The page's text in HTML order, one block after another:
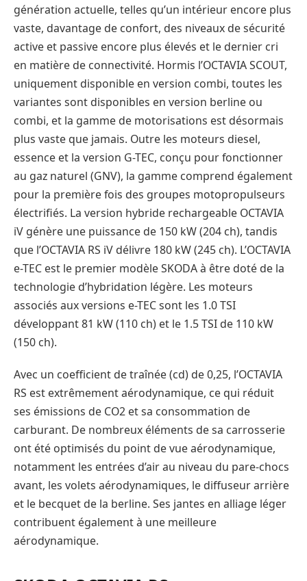
génération actuelle, telles qu’un intérieur encore plus
vaste, davantage de confort, des niveaux de sécurité
active et passive encore plus élevés et le dernier cri
en matière de connectivité. Hormis l’OCTAVIA SCOUT,
uniquement disponible en version combi, toutes les
variantes sont disponibles en version berline ou
combi, et la gamme de motorisations est désormais
plus vaste que jamais. Outre les moteurs diesel,
essence et la version G-TEC, conçu pour fonctionner
au gaz naturel (GNV), la gamme comprend également
pour la première fois des groupes motopropulseurs
électrifiés. La version hybride rechargeable OCTAVIA
iV génère une puissance de 150 kW (204 ch), tandis
que l’OCTAVIA RS iV délivre 180 kW (245 ch). L’OCTAVIA
e-TEC est le premier modèle SKODA à être doté de la
technologie d’hybridation légère. Les moteurs
associés aux versions e-TEC sont les 1.0 TSI
développant 81 kW (110 ch) et le 1.5 TSI de 110 kW
(150 ch).
Avec un coefficient de traînée (cd) de 0,25, l’OCTAVIA
RS est extrêmement aérodynamique, ce qui réduit
ses émissions de CO2 et sa consommation de
carburant. De nombreux éléments de sa carrosserie
ont été optimisés du point de vue aérodynamique,
notamment les entrées d’air au niveau du pare-chocs
avant, les volets aérodynamiques, le diffuseur arrière
et le becquet de la berline. Ses jantes en alliage léger
contribuent également à une meilleure
aérodynamique.